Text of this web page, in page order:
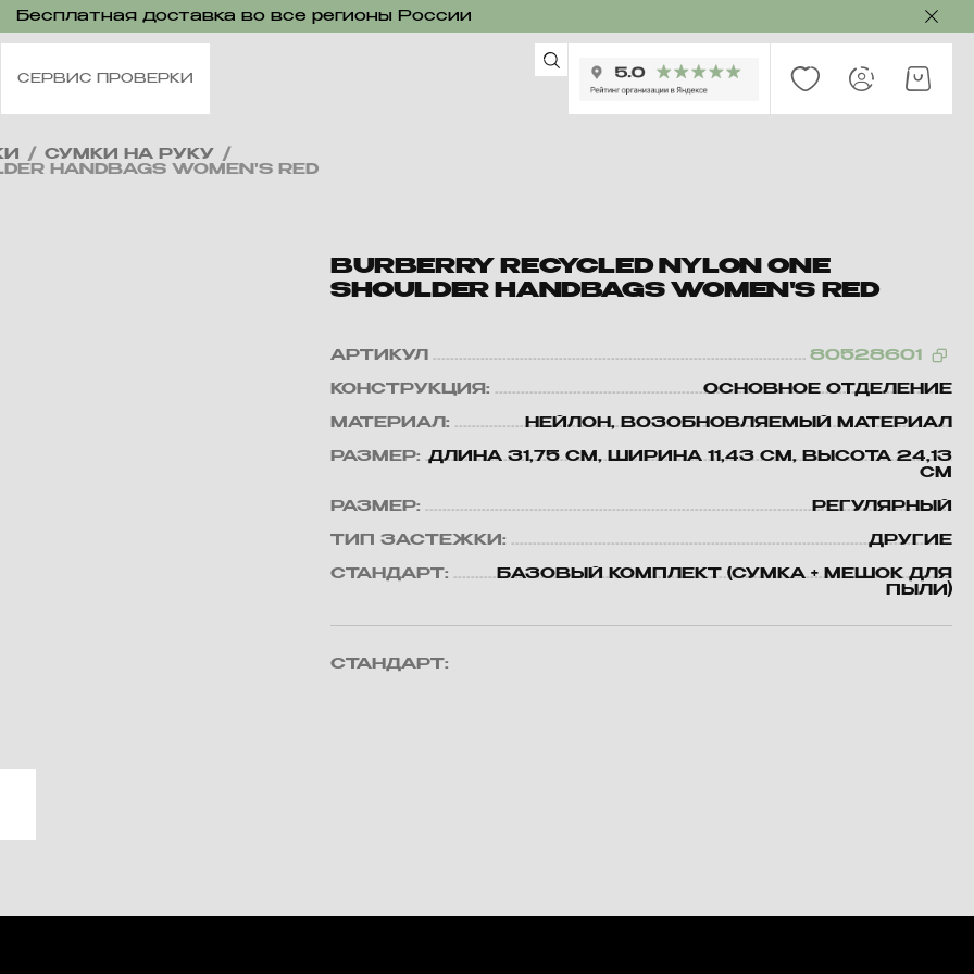
Бесплатная доставка во все регионы России
СЕРВИС ПРОВЕРКИ
/ СУМКИ НА РУКУ
/
HANDBAGS WOMEN'S RED
BURBERRY RECYCLED NYLON ONE
SHOULDER HANDBAGS WOMEN'S RED
АРТИКУЛ 80528601
КОНСТРУКЦИЯ: ОСНОВНОЕ ОТДЕЛЕНИЕ
МАТЕРИАЛ: НЕЙЛОН, ВОЗОБНОВЛЯЕМЫЙ МАТЕРИАЛ
РАЗМЕР: ДЛИНА 31,75 СМ, ШИРИНА 11,43 СМ, ВЫСОТА 24,13
СМ
РАЗМЕР: РЕГУЛЯРНЫЙ
ТИП ЗАСТЕЖКИ: ДРУГИЕ
СТАНДАРТ:
БАЗОВЫЙ КОМПЛЕКТ (СУМКА + МЕШОК ДЛЯ
ПЫЛИ)
СТАНДАРТ: